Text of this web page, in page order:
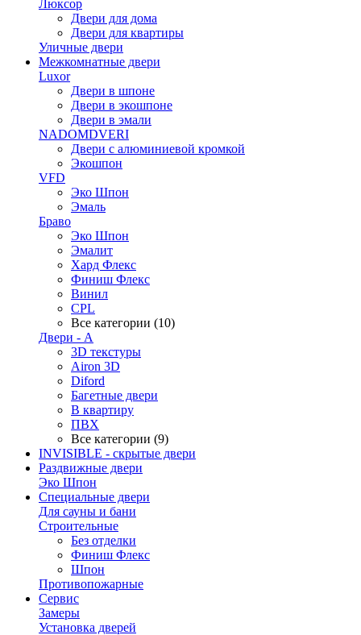
Люксор
Двери для дома
Двери для квартиры
Уличные двери
Межкомнатные двери
Luxor
Двери в шпоне
Двери в экошпоне
Двери в эмали
NADOMDVERI
Двери с алюминиевой кромкой
Экошпон
VFD
Эко Шпон
Эмаль
Браво
Эко Шпон
Эмалит
Хард Флекс
Финиш Флекс
Винил
CPL
Все категории (10)
Двери - А
3D текстуры
Airon 3D
Diford
Багетные двери
В квартиру
ПВХ
Все категории (9)
INVISIBLE - скрытые двери
Раздвижные двери
Эко Шпон
Специальные двери
Для сауны и бани
Строительные
Без отделки
Финиш Флекс
Шпон
Противопожарные
Сервис
Замеры
Установка дверей